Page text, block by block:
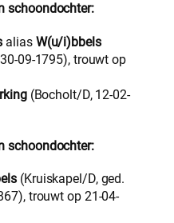
schoondochter:
alias W(u/i)bbels
09-1795), trouwt op
(Bocholt/D, 12-02-
schoondochter:
(Kruiskapel/D, ged.
trouwt op 21-04-